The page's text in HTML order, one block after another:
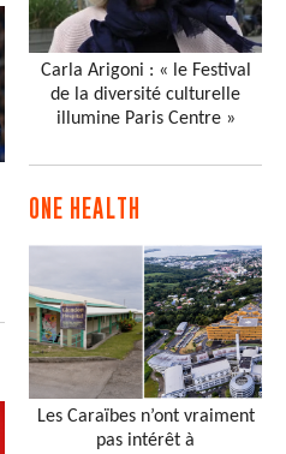
Carla Arigoni : « le Festival
de la diversité culturelle
illumine Paris Centre »
ONE HEALTH
Les Caraïbes n’ont vraiment
pas intérêt à